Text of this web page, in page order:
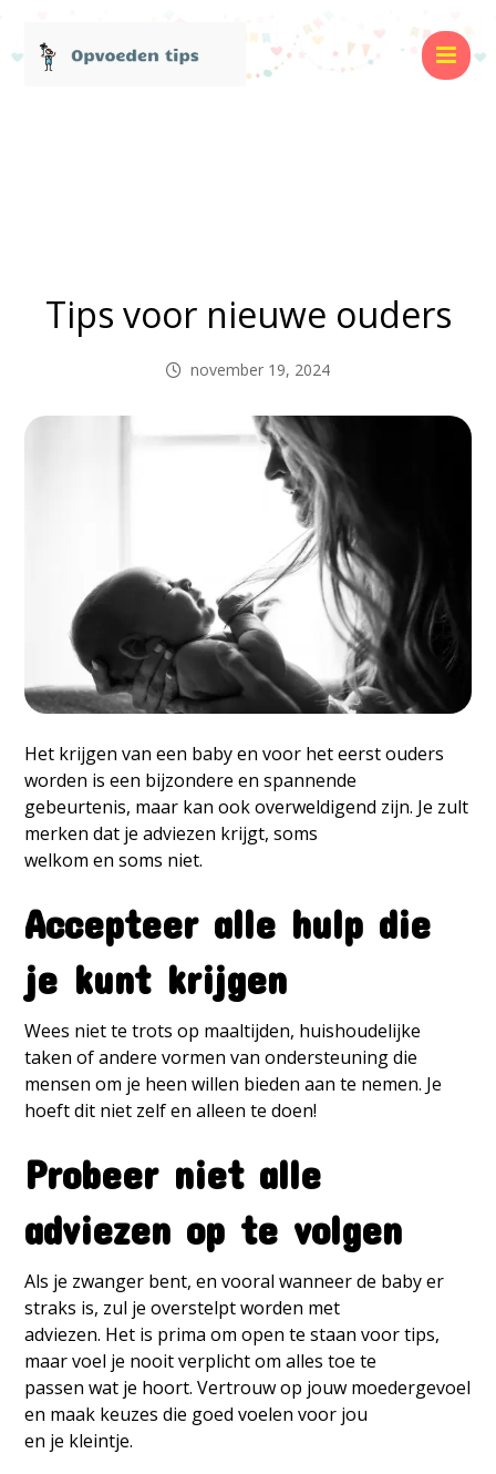
Tips voor nieuwe ouders
november 19, 2024
Het krijgen van een baby en voor het eerst ouders
worden is een bijzondere en spannende
gebeurtenis, maar kan ook overweldigend zijn. Je zult
merken dat je adviezen krijgt, soms
welkom en soms niet.
Accepteer alle hulp die
je kunt krijgen
Wees niet te trots op maaltijden, huishoudelijke
taken of andere vormen van ondersteuning die
mensen om je heen willen bieden aan te nemen. Je
hoeft dit niet zelf en alleen te doen!
Probeer niet alle
adviezen op te volgen
Als je zwanger bent, en vooral wanneer de baby er
straks is, zul je overstelpt worden met
adviezen. Het is prima om open te staan voor tips,
maar voel je nooit verplicht om alles toe te
passen wat je hoort. Vertrouw op jouw moedergevoel
en maak keuzes die goed voelen voor jou
en je kleintje.